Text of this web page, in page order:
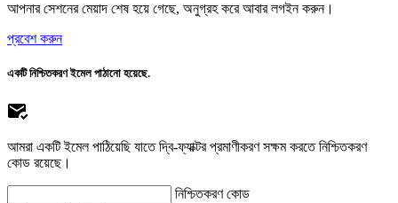
আপনার সেশনের মেয়াদ শেষ হয়ে গেছে, অনুগ্রহ করে আবার লগইন করুন।
প্রবেশ করুন
একটি নিশ্চিতকরণ ইমেল পাঠানো হয়েছে.
আমরা একটি ইমেল পাঠিয়েছি যাতে দ্বি-ফ্যাক্টর প্রমাণীকরণ সক্ষম করতে নিশ্চিতকরণ
কোড রয়েছে।
নিশ্চিতকরণ কোড